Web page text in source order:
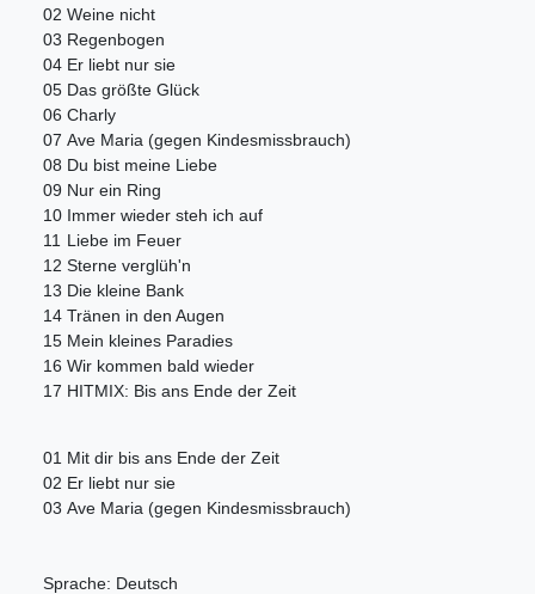
02 Weine nicht
03 Regenbogen
04 Er liebt nur sie
05 Das größte Glück
06 Charly
07 Ave Maria (gegen Kindesmissbrauch)
08 Du bist meine Liebe
09 Nur ein Ring
10 Immer wieder steh ich auf
11 Liebe im Feuer
12 Sterne verglüh'n
13 Die kleine Bank
14 Tränen in den Augen
15 Mein kleines Paradies
16 Wir kommen bald wieder
17 HITMIX: Bis ans Ende der Zeit
01 Mit dir bis ans Ende der Zeit
02 Er liebt nur sie
03 Ave Maria (gegen Kindesmissbrauch)
Sprache: Deutsch